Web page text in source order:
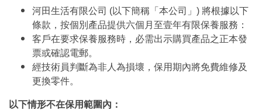
河田生活有限公司 (以下簡稱「本公司」) 將根據以下
條款，按個別產品提供六個月至壹年有限保養服務：
客戶在要求保養服務時，必需出示購買產品之正本發
票或確認電郵。
經技術員判斷為非人為損壞，保用期內將免費維修及
更換零件。
以下情形不在保用範圍內：